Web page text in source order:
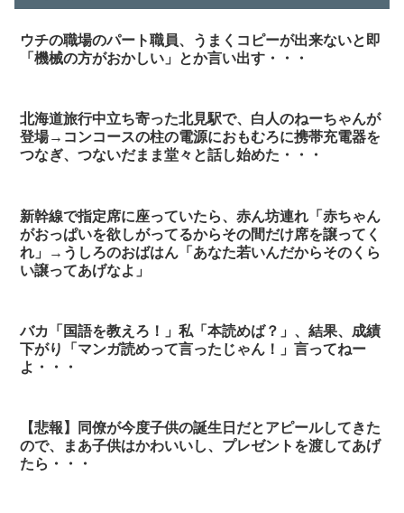
ウチの職場のパート職員、うまくコピーが出来ないと即
「機械の方がおかしい」とか言い出す・・・
北海道旅行中立ち寄った北見駅で、白人のねーちゃんが
登場→コンコースの柱の電源におもむろに携帯充電器を
つなぎ、つないだまま堂々と話し始めた・・・
新幹線で指定席に座っていたら、赤ん坊連れ「赤ちゃん
がおっぱいを欲しがってるからその間だけ席を譲ってく
れ」→うしろのおばはん「あなた若いんだからそのくら
い譲ってあげなよ」
バカ「国語を教えろ！」私「本読めば？」、結果、成績
下がり「マンガ読めって言ったじゃん！」言ってねー
よ・・・
【悲報】同僚が今度子供の誕生日だとアピールしてきた
ので、まあ子供はかわいいし、プレゼントを渡してあげ
たら・・・